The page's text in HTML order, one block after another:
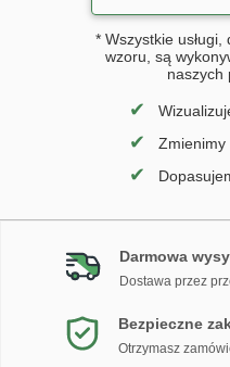
* Wszystkie
wzoru, są
naszych
✔
✔ Zmienimy
✔
Darmowa
Dostawa przez
Bezpieczne
Otrzymasz